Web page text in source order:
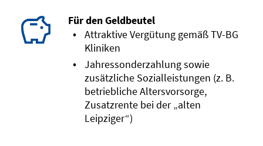
Für den Geldbeutel
Attraktive Vergütung gemäß TV-BG
Kliniken
Jahressonderzahlung sowie
zusätzliche Sozialleistungen (z. B.
betriebliche Altersvorsorge,
Zusatzrente bei der „alten
Leipziger“)